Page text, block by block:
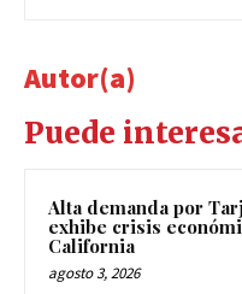
Autor(a)
Puede
Alta demanda por
exhibe crisis
California
agosto 3, 2026